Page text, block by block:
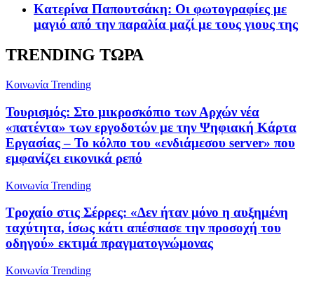
Κατερίνα Παπουτσάκη: Οι φωτογραφίες με
μαγιό από την παραλία μαζί με τους γιους της
TRENDING ΤΩΡΑ
Κοινωνία Trending
Τουρισμός: Στο μικροσκόπιο των Αρχών νέα
«πατέντα» των εργοδοτών με την Ψηφιακή Κάρτα
Εργασίας – Το κόλπο του «ενδιάμεσου server» που
εμφανίζει εικονικά ρεπό
Κοινωνία Trending
Τροχαίο στις Σέρρες: «Δεν ήταν μόνο η αυξημένη
ταχύτητα, ίσως κάτι απέσπασε την προσοχή του
οδηγού» εκτιμά πραγματογνώμονας
Κοινωνία Trending